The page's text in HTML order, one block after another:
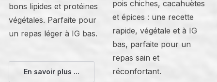
bons lipides et protéines
végétales. Parfaite pour
un repas léger à IG bas.
En savoir plus ...
pois chiches, cacahuètes
et épices : une recette
rapide, végétale et à IG
bas, parfaite pour un
repas sain et
réconfortant.